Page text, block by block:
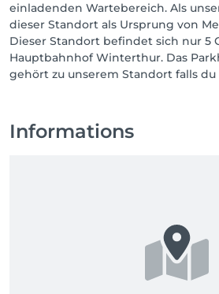
einladenden Wartebereich. Als
dieser Standort als Ursprung von
Dieser Standort befindet sich nur 5
Hauptbahnhof Winterthur. Das
gehört zu unserem Standort falls
Informations